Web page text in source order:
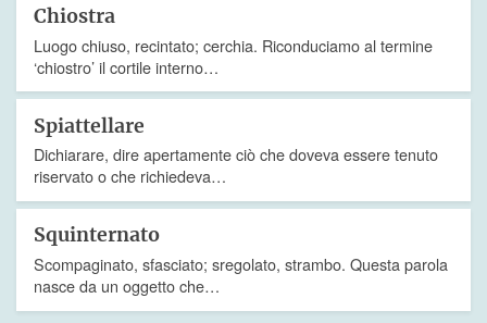
Chiostra
Luogo chiuso, recintato; cerchia. Riconduciamo al termine
‘chiostro’ il cortile interno…
Spiattellare
Dichiarare, dire apertamente ciò che doveva essere tenuto
riservato o che richiedeva…
Squinternato
Scompaginato, sfasciato; sregolato, strambo. Questa parola
nasce da un oggetto che…